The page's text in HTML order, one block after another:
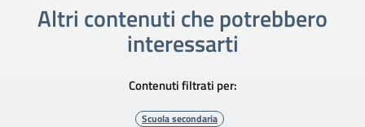
Altri contenuti che potrebbero
interessarti
Contenuti filtrati per:
Scuola secondaria